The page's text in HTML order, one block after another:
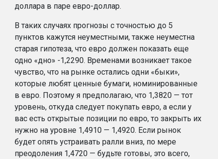
доллара в паре евро-доллар.
В таких случаях прогнозы с точностью до 5
пунктов кажутся неуместными, также неуместна
старая гипотеза, что евро должен показать еще
одно «дно» -1,2290. Временами возникает такое
чувство, что на рынке остались одни «быки»,
которые любят ценные бумаги, номинированные
в евро. Поэтому я предполагаю, что 1,3820 — тот
уровень, откуда следует покупать евро, а если у
вас есть открытые позиции по евро, то закрыть их
нужно на уровне 1,4910 — 1,4920. Если рынок
будет опять устраивать ралли вниз, по мере
преодоления 1,4720 — будьте готовы, это всего,